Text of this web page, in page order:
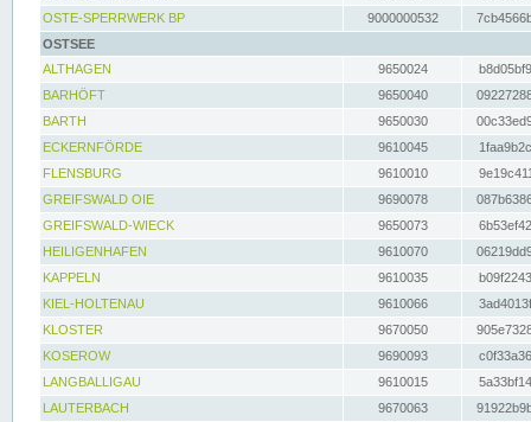
OSTE-SPERRWERK BP
9000000532
OSTSEE
ALTHAGEN
9650024
BARHÖFT
9650040
BARTH
9650030
ECKERNFÖRDE
9610045
FLENSBURG
9610010
GREIFSWALD OIE
9690078
GREIFSWALD-WIECK
9650073
HEILIGENHAFEN
9610070
KAPPELN
9610035
KIEL-HOLTENAU
9610066
KLOSTER
9670050
KOSEROW
9690093
LANGBALLIGAU
9610015
LAUTERBACH
9670063